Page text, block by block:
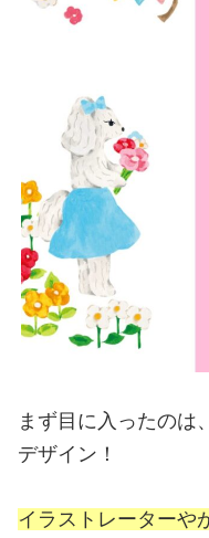
まず目に入ったのは
デザイン！
イラストレーターや